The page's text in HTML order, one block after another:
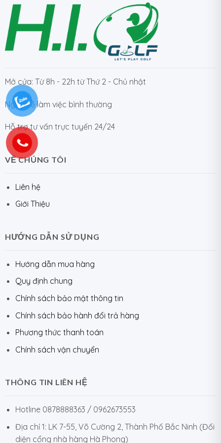
Mở cửa: Từ 8h - 22h từ Thứ 2 - Chủ nhật
Ngày Lễ làm việc bình thường
Hỗ trợ tư vấn trực tuyến 24/24
VỀ CHÚNG TÔI
Liên hệ
Giới Thiệu
HƯỚNG DẪN SỬ DỤNG
Hướng dẫn mua hàng
Quy định chung
Chính sách bảo mật thông tin
Chính sách bảo hành đổi trả hàng
Phương thức thanh toán
Chính sách vận chuyển
THÔNG TIN LIÊN HỆ
Hotline 0878888363 / 0962673553
Địa chỉ 1: LK 7-55, Võ Cường 2, Thành Phố Bắc Ninh (Đối
diện cổng nhà hàng Hà Phong)